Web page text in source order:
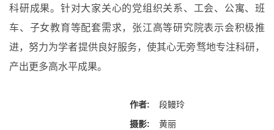
科研成果。针对大家关心的党组织关系、工会、公寓、班
车、子女教育等配套需求，张江高等研究院表示会积极推
进，努力为学者提供良好服务，使其心无旁骛地专注科研，
产出更多高水平成果。
作者:
段鳗玲
摄影:
黄丽